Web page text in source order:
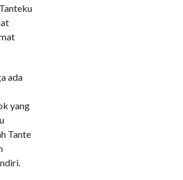
ada
yang
Tante